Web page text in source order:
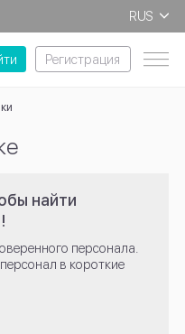
RUS
EN
Регистрация
найти
персонала.
в короткие